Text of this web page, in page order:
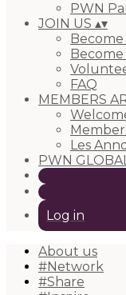
PWN
JOIN US ▴▾
FAQ
MEMBERS
Les
PWN
Log in
About us
#Network
#Share